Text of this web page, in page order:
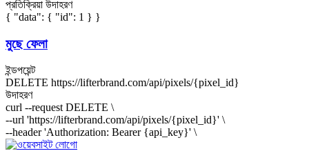
প্রতিক্রিয়া উদাহরণ
{ "data": { "id": 1 } }
মুছে ফেলা
ইন্ডপয়েন্ট
DELETE https://lifterbrand.com/api/pixels/{pixel_id}
উদাহরণ
curl --request DELETE \
--url 'https://lifterbrand.com/api/pixels/{pixel_id}' \
--header 'Authorization: Bearer {api_key}' \